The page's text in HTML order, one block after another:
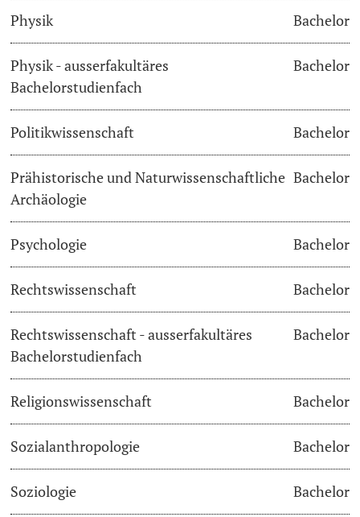
Physik Bachelor
Physik - ausserfakultäres
Bachelorstudienfach
Bachelor
Politikwissenschaft Bachelor
Prähistorische und Naturwissenschaftliche
Archäologie
Bachelor
Psychologie Bachelor
Rechtswissenschaft Bachelor
Rechtswissenschaft - ausserfakultäres
Bachelorstudienfach
Bachelor
Religionswissenschaft Bachelor
Sozialanthropologie Bachelor
Soziologie Bachelor